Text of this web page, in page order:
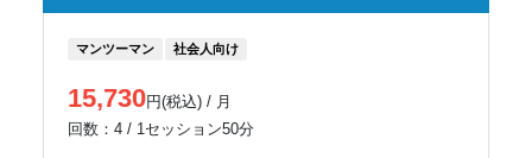
マンツーマン 社会人向け
15,730円(税込) / 月
回数：4 / 1セッション50分